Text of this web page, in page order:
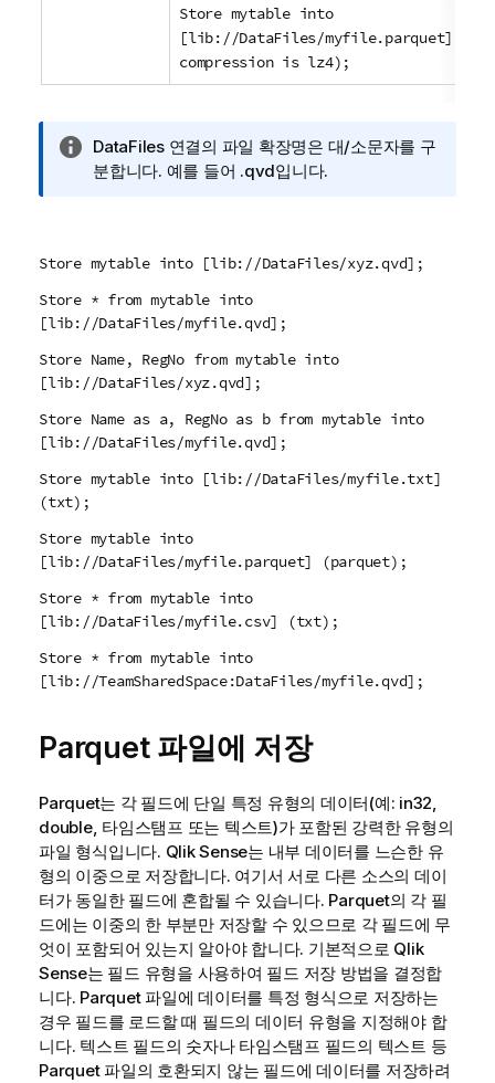
Store mytable into
[lib://DataFiles/myfile.parquet]
compression is lz4);
정
보
DataFiles 연결의 파일 확장명은 대/소문자를 구
분합니다. 예를 들어 .qvd입니다.
Store mytable into [lib://DataFiles/xyz.qvd];
Store * from mytable into
[lib://DataFiles/myfile.qvd];
Store Name, RegNo from mytable into
[lib://DataFiles/xyz.qvd];
Store Name as a, RegNo as b from mytable into
[lib://DataFiles/myfile.qvd];
Store mytable into [lib://DataFiles/myfile.txt]
(txt);
Store mytable into
[lib://DataFiles/myfile.parquet] (parquet);
Store * from mytable into
[lib://DataFiles/myfile.csv] (txt);
Store * from mytable into
[lib://TeamSharedSpace:DataFiles/myfile.qvd];
Parquet 파일에 저장
Parquet는 각 필드에 단일 특정 유형의 데이터(예: in32,
double, 타임스탬프 또는 텍스트)가 포함된 강력한 유형의
파일 형식입니다. Qlik Sense는 내부 데이터를 느슨한 유
형의 이중으로 저장합니다. 여기서 서로 다른 소스의 데이
터가 동일한 필드에 혼합될 수 있습니다. Parquet의 각 필
드에는 이중의 한 부분만 저장할 수 있으므로 각 필드에 무
엇이 포함되어 있는지 알아야 합니다. 기본적으로 Qlik
Sense는 필드 유형을 사용하여 필드 저장 방법을 결정합
니다. Parquet 파일에 데이터를 특정 형식으로 저장하는
경우 필드를 로드할 때 필드의 데이터 유형을 지정해야 합
니다. 텍스트 필드의 숫자나 타임스탬프 필드의 텍스트 등
Parquet 파일의 호환되지 않는 필드에 데이터를 저장하려